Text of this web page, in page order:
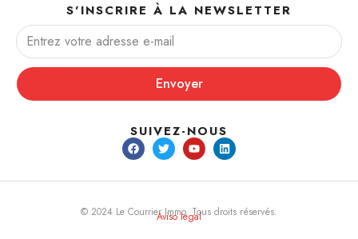
S'INSCRIRE À LA NEWSLETTER
Envoyer
SUIVEZ-NOUS
© 2024 Le Courrier Immo. Tous droits réservés.
Aviso legal